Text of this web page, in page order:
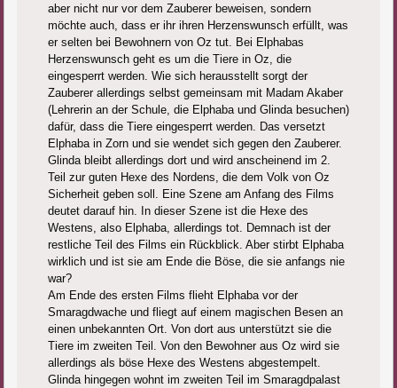
aber nicht nur vor dem Zauberer beweisen, sondern
möchte auch, dass er ihr ihren Herzenswunsch erfüllt, was
er selten bei Bewohnern von Oz tut. Bei Elphabas
Herzenswunsch geht es um die Tiere in Oz, die
eingesperrt werden. Wie sich herausstellt sorgt der
Zauberer allerdings selbst gemeinsam mit Madam Akaber
(Lehrerin an der Schule, die Elphaba und Glinda besuchen)
dafür, dass die Tiere eingesperrt werden. Das versetzt
Elphaba in Zorn und sie wendet sich gegen den Zauberer.
Glinda bleibt allerdings dort und wird anscheinend im 2.
Teil zur guten Hexe des Nordens, die dem Volk von Oz
Sicherheit geben soll. Eine Szene am Anfang des Films
deutet darauf hin. In dieser Szene ist die Hexe des
Westens, also Elphaba, allerdings tot. Demnach ist der
restliche Teil des Films ein Rückblick. Aber stirbt Elphaba
wirklich und ist sie am Ende die Böse, die sie anfangs nie
war?
Am Ende des ersten Films flieht Elphaba vor der
Smaragdwache und fliegt auf einem magischen Besen an
einen unbekannten Ort. Von dort aus unterstützt sie die
Tiere im zweiten Teil. Von den Bewohner aus Oz wird sie
allerdings als böse Hexe des Westens abgestempelt.
Glinda hingegen wohnt im zweiten Teil im Smaragdpalast